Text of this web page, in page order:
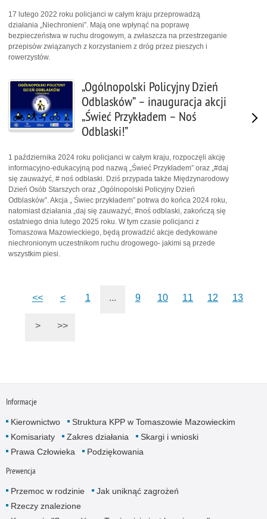
17 lutego 2022 roku policjanci w całym kraju przeprowadzą
działania „Niechronieni”. Mają one wpłynąć na poprawę
bezpieczeństwa w ruchu drogowym, a zwłaszcza na przestrzeganie
przepisów związanych z korzystaniem z dróg przez pieszych i
rowerzystów.
„Ogólnopolski Policyjny Dzień
Odblasków” – inauguracja akcji
„Świeć Przykładem – Noś
Odblaski!”
1 października 2024 roku policjanci w całym kraju, rozpoczęli akcję
informacyjno-edukacyjną pod nazwą „Świeć Przykładem” oraz „#daj
się zauważyć, # noś odblaski. Dziś przypada także Międzynarodowy
Dzień Osób Starszych oraz „Ogólnopolski Policyjny Dzień
Odblasków”. Akcja „ Świec przykładem” potrwa do końca 2024 roku,
natomiast działania „daj się zauważyć, #noś odblaski, zakończą się
ostatniego dnia lutego 2025 roku. W tym czasie policjanci z
Tomaszowa Mazowieckiego, będą prowadzić akcje dedykowane
niechronionym uczestnikom ruchu drogowego- jakimi są przede
wszystkim piesi.
<< < 1 ... 9 10 11 12 13
> >>
Informacje
Kierownictwo
Struktura KPP w Tomaszowie Mazowieckim
Komisariaty
Zakres działania
Skargi i wnioski
Prawa Człowieka
Podziękowania
Prewencja
Przemoc w rodzinie
Jak uniknąć zagrożeń
Rzeczy znalezione